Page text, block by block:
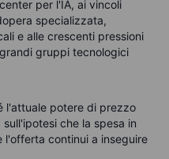
per l'IA, ai vincoli
specializzata,
e alle crescenti pressioni
gruppi tecnologici
l'attuale potere di prezzo
che la spesa in
continui a inseguire